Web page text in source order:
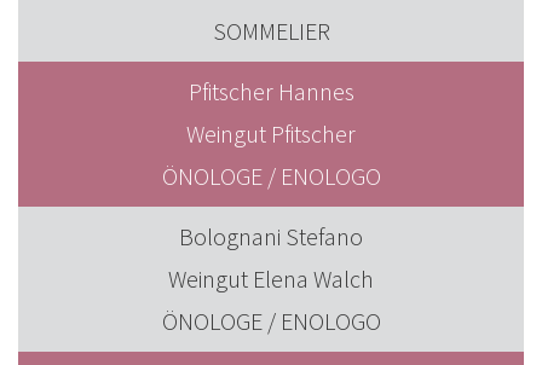
SOMMELIER
Pfitscher Hannes
Weingut Pfitscher
ÖNOLOGE / ENOLOGO
Bolognani Stefano
Weingut Elena Walch
ÖNOLOGE / ENOLOGO